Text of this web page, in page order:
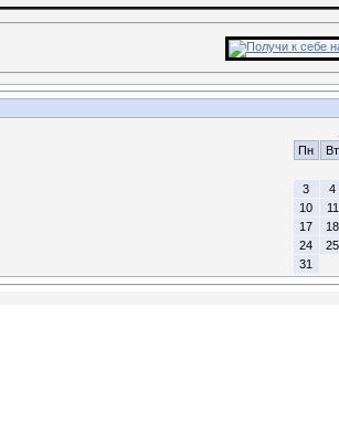
Пн
Вт
3
4
10
11
17
18
24
25
31